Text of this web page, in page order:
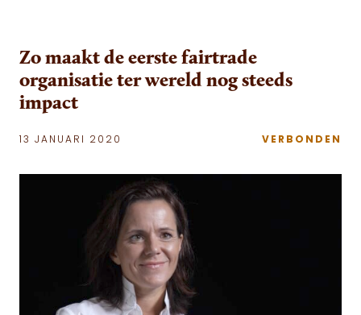
Zo maakt de eerste fairtrade
organisatie ter wereld nog steeds
impact
13 JANUARI 2020 VERBONDEN